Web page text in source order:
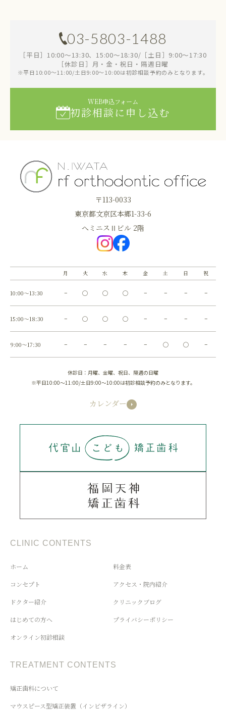
03-5803-1488
［平日］10:00～13:30、15:00～18:30/［土日］9:00～17:30
［休診日］月・金・祝日・隔週日曜
※平日10:00～11:00/土日9:00～10:00は初診相談予約のみとなります。
WEB申込フォーム
初診相談に申し込む
〒113-0033
東京都文京区本郷1-33-6
へミニスⅡビル 2階
月 火 水 木 金 土 日 祝
10:00～13:30 − ◯ ◯ ◯ − − − −
15:00～18:30 − ◯ ◯ ◯ − − − −
9:00～17:30 − − − − − ◯ ◯ −
休診日：月曜、金曜、祝日、隔週の日曜
※平日10:00～11:00/土日9:00～10:00は初診相談予約のみとなります。
カレンダー
CLINIC CONTENTS
ホーム
コンセプト
ドクター紹介
はじめての方へ
オンライン初診相談
料金表
アクセス・院内紹介
クリニックブログ
プライバシーポリシー
TREATMENT CONTENTS
矯正歯科について
マウスピース型矯正装置（インビザライン）